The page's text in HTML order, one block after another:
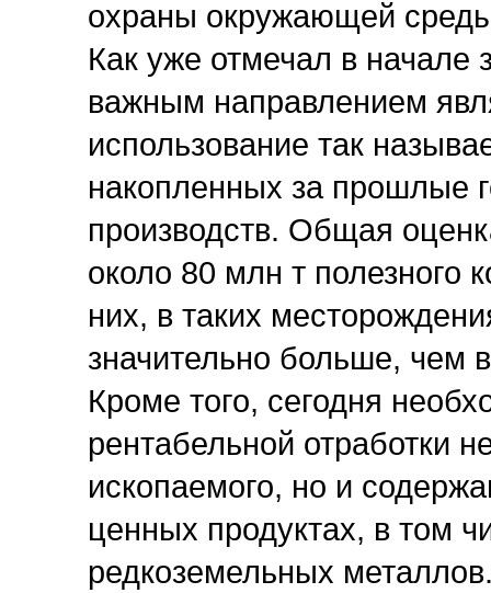
охраны окружающей
Как уже отмечал в начале
важным направлением
использование так
накопленных за прошлые
производств. Общая
около 80 млн т полезного
них, в таких
значительно больше, чем
Кроме того, сегодня
рентабельной отработки
ископаемого, но и
ценных продуктах, в том
редкоземельных